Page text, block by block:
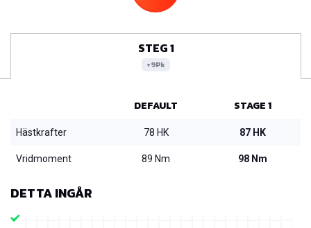
STEG 1
+9Pk
DEFAULT STAGE 1
Hästkrafter 78 HK 87 HK
Vridmoment 89 Nm 98 Nm
DETTA INGÅR